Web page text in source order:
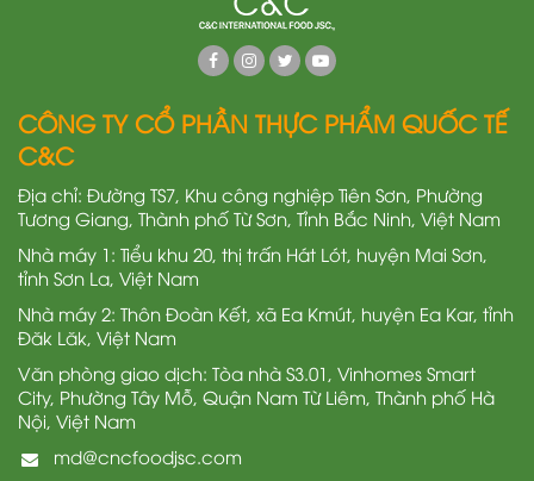
CÔNG TY CỔ PHẦN THỰC PHẨM QUỐC TẾ
C&C
Địa chỉ: Đường TS7, Khu công nghiệp Tiên Sơn, Phường
Tương Giang, Thành phố Từ Sơn, Tỉnh Bắc Ninh, Việt Nam
Nhà máy 1: Tiểu khu 20, thị trấn Hát Lót, huyện Mai Sơn,
tỉnh Sơn La, Việt Nam
Nhà máy 2: Thôn Đoàn Kết, xã Ea Kmút, huyện Ea Kar, tỉnh
Đăk Lăk, Việt Nam
Văn phòng giao dịch: Tòa nhà S3.01, Vinhomes Smart
City, Phường Tây Mỗ, Quận Nam Từ Liêm, Thành phố Hà
Nội, Việt Nam
md@cncfoodjsc.com